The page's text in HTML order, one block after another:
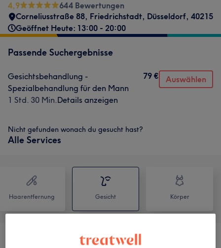
4,9
644 Bewertungen
Corneliusstraße 88, Friedrichstadt, Düsseldorf, 40215
Geöffnet Heute: 13:00 - 20:00
Passende Suchergebnisse
Gesichtsbehandlung -
Spezialbehandlung für den Mann
1 Std. 30 Min.Details anzeigen
79 € Auswählen
Nicht gefunden wonach du gesucht hast?
Alle Services
Haarentfernung Gesicht Körper
Gesichtsbehandlungen (20 )